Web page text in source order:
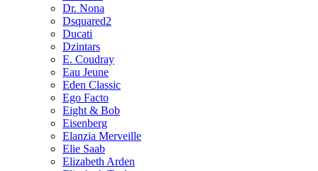
Dr. Nona
Dsquared2
Ducati
Dzintars
E. Coudray
Eau Jeune
Eden Classic
Ego Facto
Eight & Bob
Eisenberg
Elanzia Merveille
Elie Saab
Elizabeth Arden